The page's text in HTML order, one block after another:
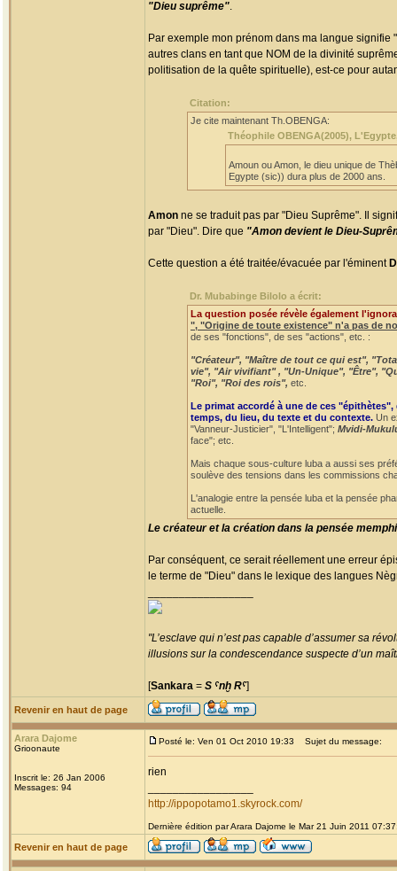
"Dieu suprême".
Par exemple mon prénom dans ma langue
autres clans en tant que NOM de la divinité
politisation de la quête spirituelle), est-ce pour
Citation:
Je cite maintenant Th.OBENGA:
Théophile OBENGA(2005),
Amoun ou Amon, le dieu unique de
Egypte (sic)) dura plus de 2000 ans.
Amon ne se traduit pas par "Dieu Suprême". Il
par "Dieu". Dire que "Amon devient le Dieu-
Cette question a été traitée/évacuée par l'éminent
Dr. Mubabinge Bilolo a écrit:
La question posée révèle également
", "Origine de toute existence" n'a pas de
de ses "fonctions", de ses "actions", etc. :
"Créateur", "Maître de tout ce qui est",
vie", "Air vivifiant" , "Un-Unique", "Être",
"Roi", "Roi des rois", etc.
Le primat accordé à une de ces
temps, du lieu, du texte et du contexte. Un
"Vanneur-Justicier", "L'Intelligent"; Mvidi-
face"; etc.
Mais chaque sous-culture luba a aussi ses
soulève des tensions dans les commissions
L'analogie entre la pensée luba et la pensée
actuelle.
Le créateur et la création dans la pensée
Par conséquent, ce serait réellement une erreur
le terme de "Dieu" dans le lexique des langues
"L’esclave qui n’est pas capable d’assumer sa
illusions sur la condescendance suspecte d’un
[Sankara = S ˁnḫ Rˁ]
Revenir en haut de page
Arara Dajome
Grioonaute
Inscrit le: 26 Jan 2006
Messages: 94
Posté le: Ven 01 Oct 2010 19:33 Sujet du message:
rien
http://ippopotamo1.skyrock.com/
Dernière édition par Arara Dajome le Mar 21 Juin 2011
Revenir en haut de page